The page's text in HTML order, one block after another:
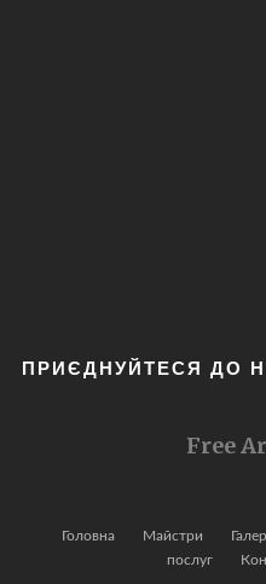
ПРИЄДНУЙТЕСЯ ДО
Free
Головна Майстри
послуг